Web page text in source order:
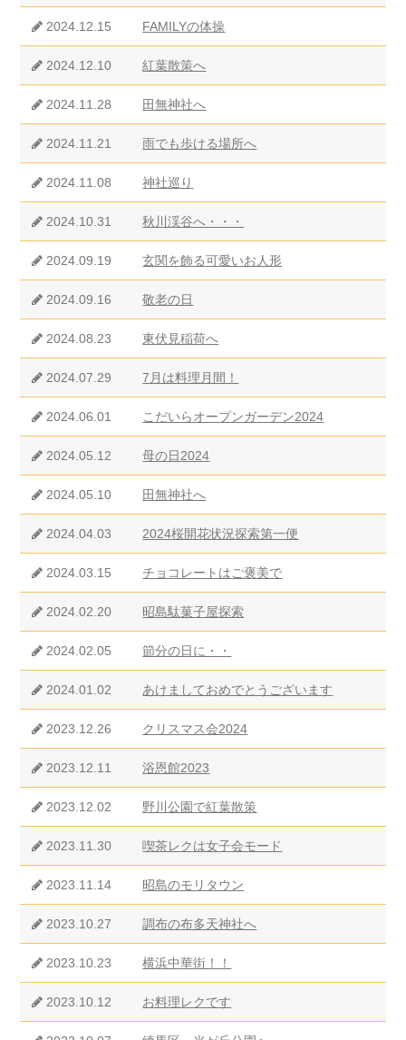
2024.12.15 FAMILYの体操
2024.12.10 紅葉散策へ
2024.11.28 田無神社へ
2024.11.21 雨でも歩ける場所へ
2024.11.08 神社巡り
2024.10.31 秋川渓谷へ・・・
2024.09.19 玄関を飾る可愛いお人形
2024.09.16 敬老の日
2024.08.23 東伏見稲荷へ
2024.07.29 7月は料理月間！
2024.06.01 こだいらオープンガーデン2024
2024.05.12 母の日2024
2024.05.10 田無神社へ
2024.04.03 2024桜開花状況探索第一便
2024.03.15 チョコレートはご褒美で
2024.02.20 昭島駄菓子屋探索
2024.02.05 節分の日に・・
2024.01.02 あけましておめでとうございます
2023.12.26 クリスマス会2024
2023.12.11 浴恩館2023
2023.12.02 野川公園で紅葉散策
2023.11.30 喫茶レクは女子会モード
2023.11.14 昭島のモリタウン
2023.10.27 調布の布多天神社へ
2023.10.23 横浜中華街！！
2023.10.12 お料理レクです